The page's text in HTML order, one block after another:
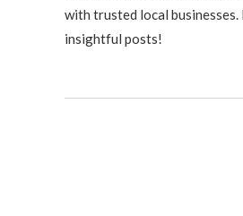
with trusted local businesses.
insightful posts!